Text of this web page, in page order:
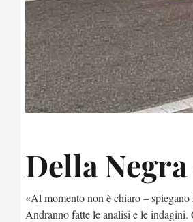
Della
«Al momento non è chiaro – spiegano
Andranno fatte le analisi e le indagini.